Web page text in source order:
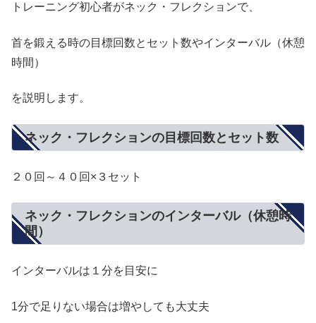
トレーニング初心者がネック・フレクションで、
首を鍛える時の目標回数とセット数やインターバル（休憩
時間）
を説明します。
ネック・フレクションの目標回数とセット数
２０回～４０回×３セット
ネック・フレクションのインターバル（休憩時
間）
インターバルは１分を目安に
1分で足りない場合は増やしても大丈夫